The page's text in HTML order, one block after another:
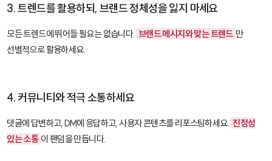
3. 트렌드를 활용하되, 브랜드 정체성을 잃지 마세요
모든 트렌드에 뛰어들 필요는 없습니다. 브랜드 메시지와 맞는 트렌드 만
선별적으로 활용하세요.
4. 커뮤니티와 적극 소통하세요
댓글에 답변하고, DM에 응답하고, 사용자 콘텐츠를 리포스팅하세요. 진정성
있는 소통 이 팬덤을 만듭니다.